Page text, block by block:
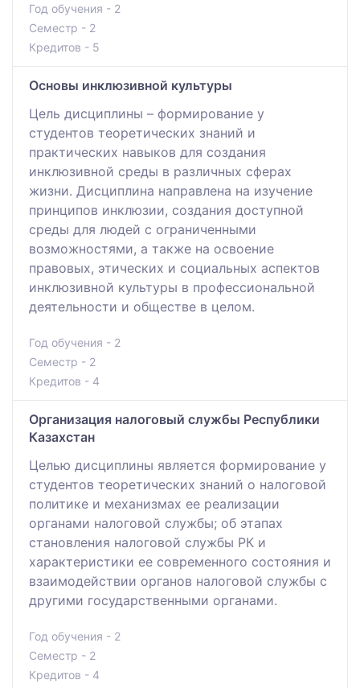
Год обучения - 2
Семестр - 2
Кредитов - 5
Основы инклюзивной культуры
Цель дисциплины – формирование у
студентов теоретических знаний и
практических навыков для создания
инклюзивной среды в различных сферах
жизни. Дисциплина направлена на изучение
принципов инклюзии, создания доступной
среды для людей с ограниченными
возможностями, а также на освоение
правовых, этических и социальных аспектов
инклюзивной культуры в профессиональной
деятельности и обществе в целом.
Год обучения - 2
Семестр - 2
Кредитов - 4
Организация налоговый службы Республики
Казахстан
Целью дисциплины является формирование у
студентов теоретических знаний о налоговой
политике и механизмах ее реализации
органами налоговой службы; об этапах
становления налоговой службы РК и
характеристики ее современного состояния и
взаимодействии органов налоговой службы с
другими государственными органами.
Год обучения - 2
Семестр - 2
Кредитов - 4